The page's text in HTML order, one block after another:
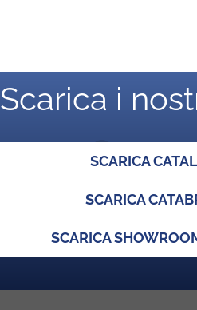
Scarica i
SCARICA
SCARICA
SCARICA